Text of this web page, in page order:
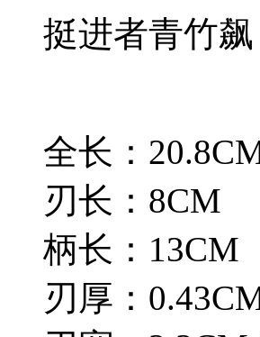
挺进者青竹飙
全长：
刃长：8CM
柄长：13CM
刃厚：